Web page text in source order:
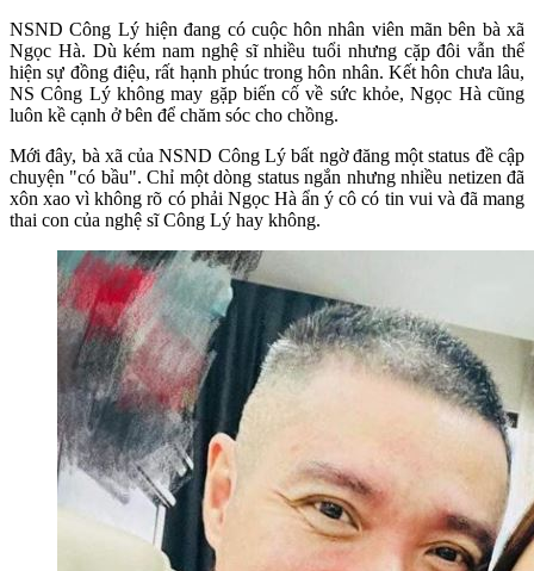
NSND Công Lý hiện đang có cuộc hôn nhân viên mãn bên bà xã
Ngọc Hà. Dù kém nam nghệ sĩ nhiều tuổi nhưng cặp đôi vẫn thể
hiện sự đồng điệu, rất hạnh phúc trong hôn nhân. Kết hôn chưa lâu,
NS Công Lý không may gặp biến cố về sức khỏe, Ngọc Hà cũng
luôn kề cạnh ở bên để chăm sóc cho chồng.
Mới đây, bà xã của NSND Công Lý bất ngờ đăng một status đề cập
chuyện "có bầu". Chỉ một dòng status ngắn nhưng nhiều netizen đã
xôn xao vì không rõ có phải Ngọc Hà ẩn ý cô có tin vui và đã mang
thai con của nghệ sĩ Công Lý hay không.